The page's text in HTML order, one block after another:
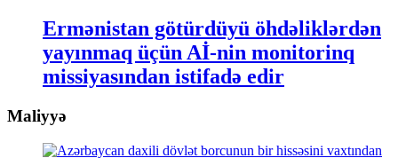
Ermənistan götürdüyü öhdəliklərdən
yayınmaq üçün Aİ-nin monitorinq
missiyasından istifadə edir
Maliyyə